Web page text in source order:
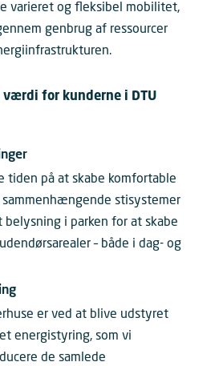
varieret og fleksibel mobilitet,
genbrug af ressourcer
værdi for kunderne i DTU
tiden på at skabe komfortable
sammenhængende stisystemer
i parken for at skabe
– både i dag- og
er ved at blive udstyret
energistyring, som vi
de samlede